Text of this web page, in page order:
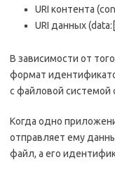
URI контента
URI данных
В зависимости от
формат
с файловой
Когда одно
отправляет ему
файл, а его